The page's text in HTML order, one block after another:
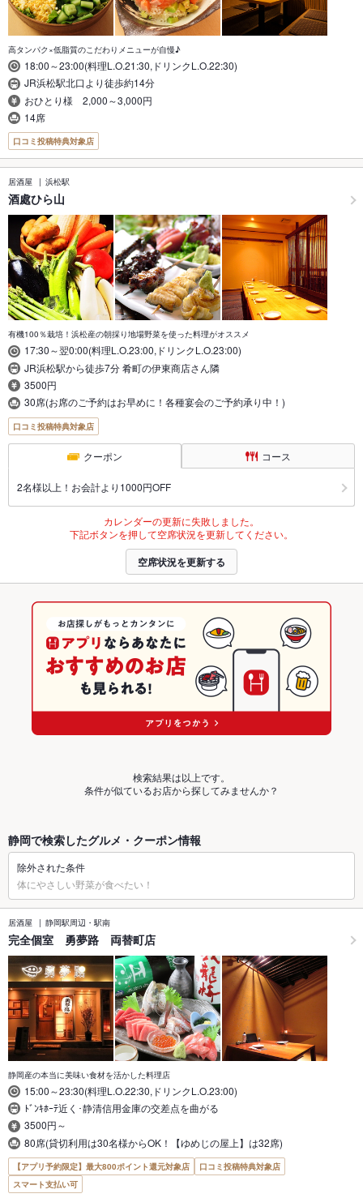
高タンパク×低脂質のこだわりメニューが自慢♪
18:00～23:00(料理L.O.21:30,ドリンクL.O.22:30)
JR浜松駅北口より徒歩約14分
おひとり様 2,000～3,000円
14席
口コミ投稿特典対象店
居酒屋 浜松駅
酒處ひら山
有機100％栽培！浜松産の朝採り地場野菜を使った料理がオススメ
17:30～翌0:00(料理L.O.23:00,ドリンクL.O.23:00)
JR浜松駅から徒歩7分 肴町の伊東商店さん隣
3500円
30席(お席のご予約はお早めに！各種宴会のご予約承り中！)
口コミ投稿特典対象店
クーポン コース
2名様以上！お会計より1000円OFF
カレンダーの更新に失敗しました。
下記ボタンを押して空席状況を更新してください。
空席状況を更新する
検索結果は以上です。
条件が似ているお店から探してみませんか？
静岡で検索したグルメ・クーポン情報
除外された条件
体にやさしい野菜が食べたい！
居酒屋 静岡駅周辺・駅南
完全個室 勇夢路 両替町店
静岡産の本当に美味い食材を活かした料理店
15:00～23:30(料理L.O.22:30,ドリンクL.O.23:00)
ﾄﾞﾝｷﾎｰﾃ近く･静清信用金庫の交差点を曲がる
3500円～
80席(貸切利用は30名様からOK！【ゆめじの屋上】は32席)
【アプリ予約限定】最大800ポイント還元対象店
口コミ投稿特典対象店
スマート支払い可